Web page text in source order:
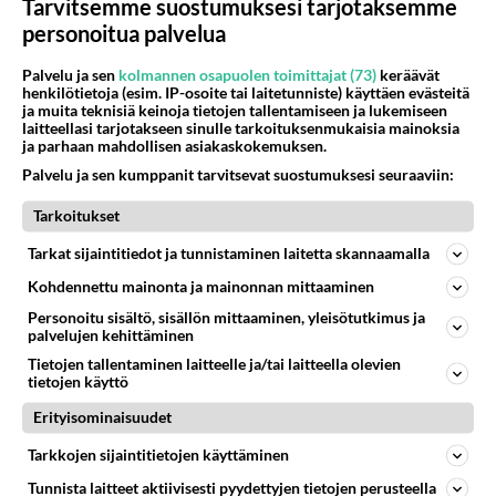
Kommentoi aloitusta...
LUETUIMMAT KESKUSTELUT
Mitä tuot pöytään parisuhteessa?
04.08.2026 16:53
Sinkut
1580
Martinan bisneksillä ei mene hyvin
05.08.2026 05:51
Kotimaiset julkkisjuorut
265
1030
Tarvitsemme suostumuksesi tarjotaksemme
personoitua palvelua
Palvelu ja sen kolmannen osapuolen toimittajat (73) keräävät
henkilötietoja (esim. IP-osoite tai laitetunniste) käyttäen evästeitä
ja muita teknisiä keinoja tietojen tallentamiseen ja lukemiseen
laitteellasi tarjotakseen sinulle tarkoituksenmukaisia mainoksia
ja parhaan mahdollisen asiakaskokemuksen.
Palvelu ja sen kumppanit tarvitsevat suostumuksesi seuraaviin:
Tarkoitukset
Tarkat sijaintitiedot ja tunnistaminen laitetta skannaamalla
Kohdennettu mainonta ja mainonnan mittaaminen
Personoitu sisältö, sisällön mittaaminen, yleisötutkimus ja
palvelujen kehittäminen
Tietojen tallentaminen laitteelle ja/tai laitteella olevien
tietojen käyttö
Erityisominaisuudet
Tarkkojen sijaintitietojen käyttäminen
Tunnista laitteet aktiivisesti pyydettyjen tietojen perusteella